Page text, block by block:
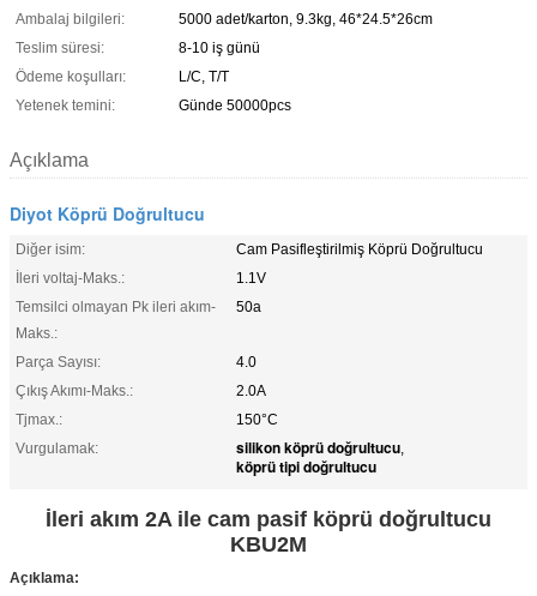
Ambalaj bilgileri:
5000 adet/karton, 9.3kg, 46*24.5*26cm
Teslim süresi:
8-10 iş günü
Ödeme koşulları:
L/C, T/T
Yetenek temini:
Günde 50000pcs
Açıklama
Diyot Köprü Doğrultucu
Diğer isim:
Cam Pasifleştirilmiş Köprü Doğrultucu
İleri voltaj-Maks.:
1.1V
Temsilci olmayan Pk ileri akım-
Maks.:
50a
Parça Sayısı:
4.0
Çıkış Akımı-Maks.:
2.0A
Tjmax.:
150°C
Vurgulamak:
silikon köprü doğrultucu,
köprü tipi doğrultucu
İleri akım 2A ile cam pasif köprü doğrultucu
KBU2M
Açıklama: